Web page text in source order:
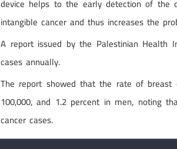
device helps to the early detection of the
intangible cancer and thus increases the
A report issued by the Palestinian Health
cases annually.
The report showed that the rate of breast
100,000, and 1.2 percent in men, noting
cancer cases.